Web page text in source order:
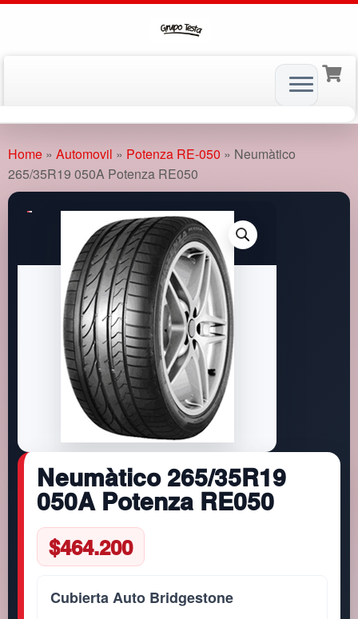
to
content
Home » Automovil » Potenza RE-050 » Neumàtico
265/35R19 050A Potenza RE050
Neumàtico 265/35R19
050A Potenza RE050
$464.200
Cubierta Auto Bridgestone